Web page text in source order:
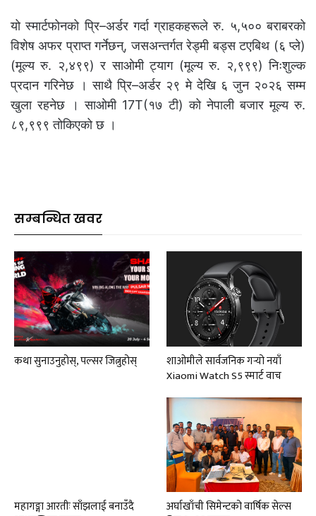
यो स्मार्टफोनको प्रि–अर्डर गर्दा ग्राहकहरूले रु. ५,५०० बराबरको
विशेष अफर प्राप्त गर्नेछन्, जसअन्तर्गत रेड्मी बड्स टएबिथ (६ प्ले)
(मूल्य रु. २,४९९) र साओमी ट्याग (मूल्य रु. २,९९९) निःशुल्क
प्रदान गरिनेछ । साथै प्रि–अर्डर २९ मे देखि ६ जुन २०२६ सम्म
खुला रहनेछ । साओमी 17T(१७ टी) को नेपाली बजार मूल्य रु.
८९,९९९ तोकिएको छ ।
सम्बन्धित खवर
कथा सुनाउनुहोस्, पल्सर जित्नुहोस्
शाओमीले सार्वजनिक गर्‍यो नयाँ
Xiaomi Watch S5 स्मार्ट वाच
महागङ्गा आरतीः साँझलाई बनाउँदै
अर्घाखाँची सिमेन्टको वार्षिक सेल्स